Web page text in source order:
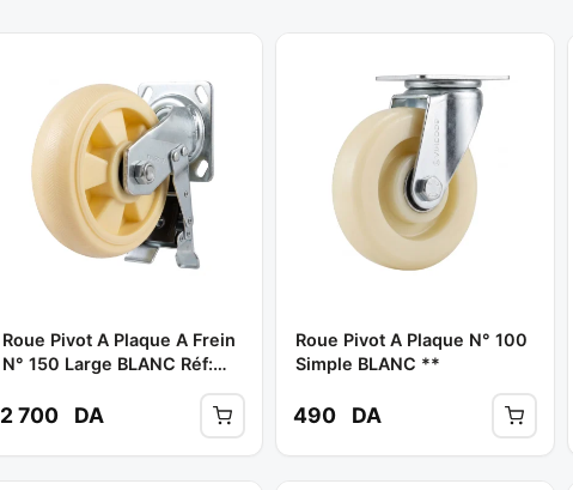
Roue Pivot A Plaque A Frein
N° 150 Large BLANC Réf:
2 700 DA
Roue Pivot A Plaque N° 100
Simple BLANC **
490 DA